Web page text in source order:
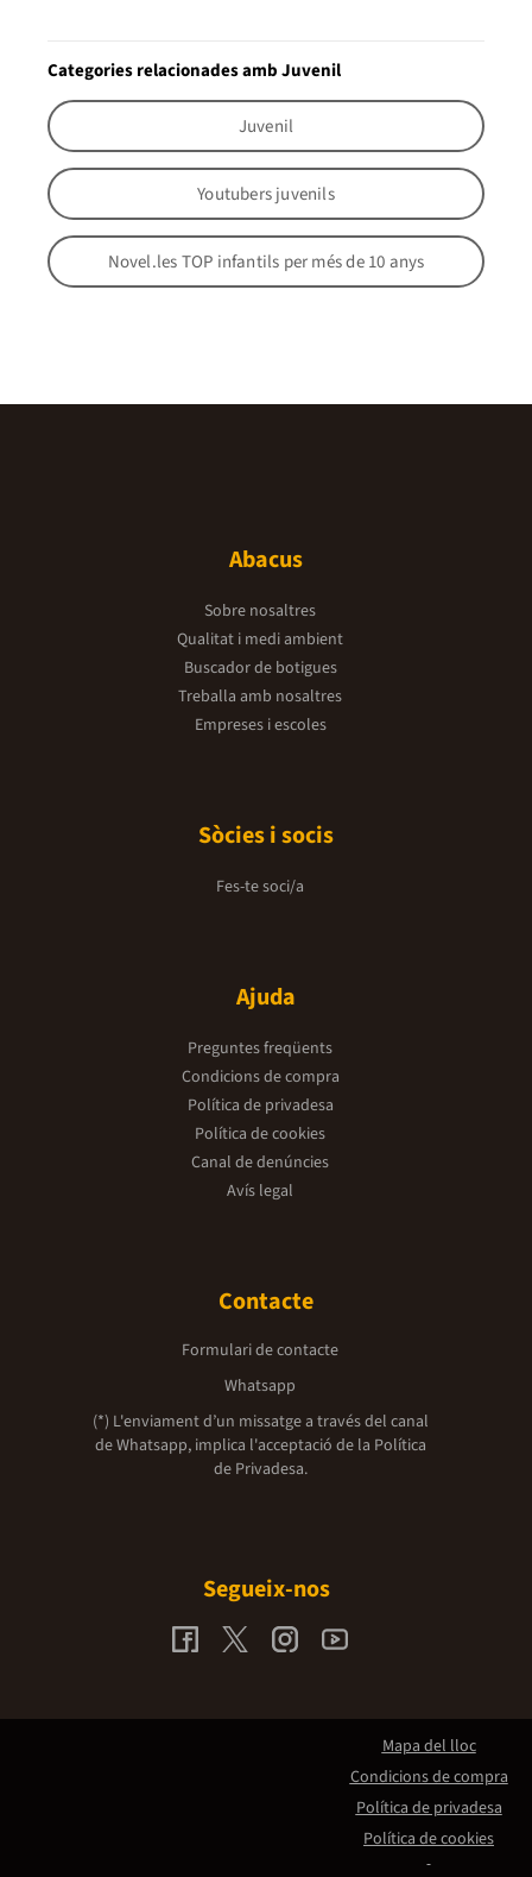
Categories relacionades amb Juvenil
Juvenil
Youtubers juvenils
Novel.les TOP infantils per més de 10 anys
Abacus
Sobre nosaltres
Qualitat i medi ambient
Buscador de botigues
Treballa amb nosaltres
Empreses i escoles
Sòcies i socis
Fes-te soci/a
Ajuda
Preguntes freqüents
Condicions de compra
Política de privadesa
Política de cookies
Canal de denúncies
Avís legal
Contacte
Formulari de contacte
Whatsapp
(*) L'enviament d’un missatge a través del canal
de Whatsapp, implica l'acceptació de la Política
de Privadesa.
Segueix-nos
Mapa del lloc
Condicions de compra
Política de privadesa
Política de cookies